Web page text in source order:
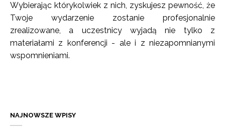
Wybierając którykolwiek z nich, zyskujesz pewność, że
Twoje wydarzenie zostanie profesjonalnie
zrealizowane, a uczestnicy wyjadą nie tylko z
materiałami z konferencji - ale i z niezapomnianymi
wspomnieniami.
NAJNOWSZE WPISY